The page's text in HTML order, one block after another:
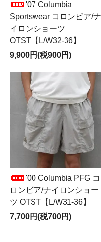
'07 Columbia
Sportswear コロンビア/ナ
イロンショーツ
OTST【L/W32-36】
9,900円(税900円)
'00 Columbia PFG コ
ロンビア/ナイロンショー
ツ OTST【L/W31-36】
7,700円(税700円)